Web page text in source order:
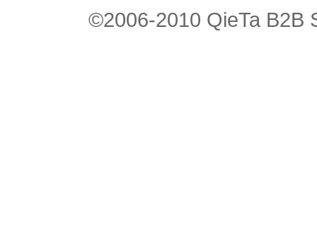
©2006-2010 QieTa B2B